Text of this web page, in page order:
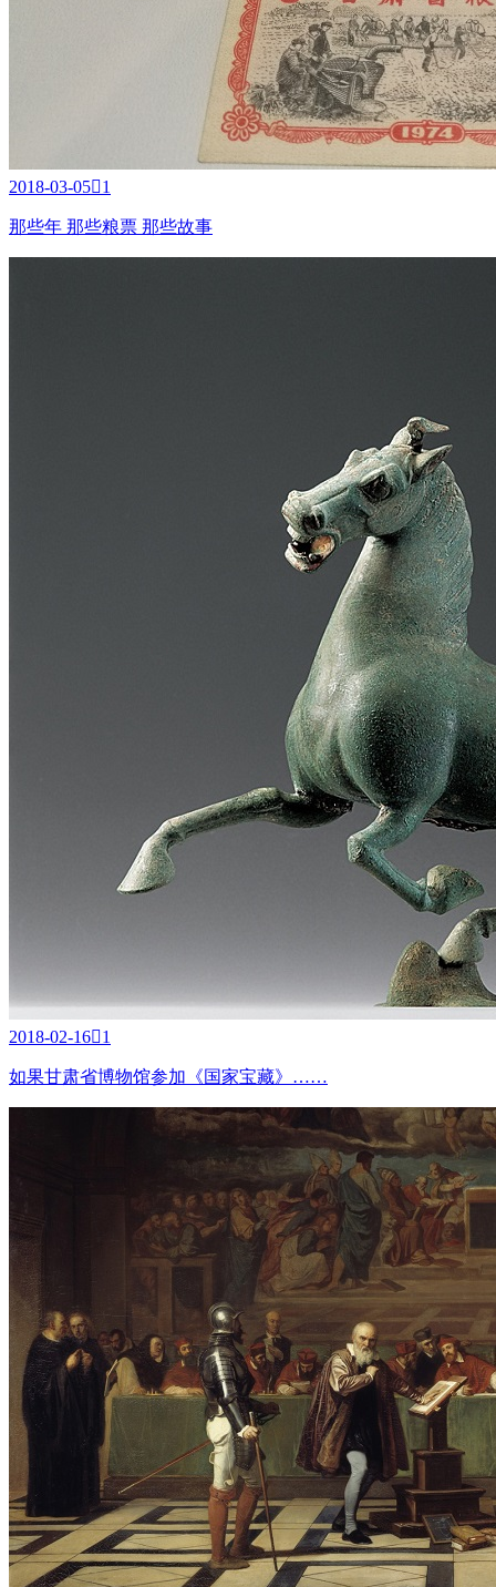
2018-03-051
那些年 那些粮票 那些故事
2018-02-161
如果甘肃省博物馆参加《国家宝藏》……